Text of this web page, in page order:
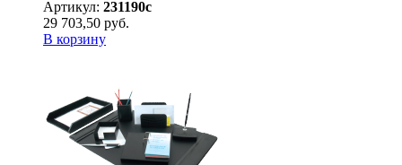
Артикул: 231190с
29 703,50 руб.
В корзину